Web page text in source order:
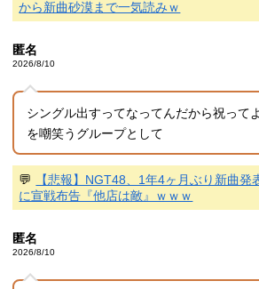
から新曲砂漠まで一気読みｗ
匿名
2026/8/10
シングル出すってなってんだから祝って
を嘲笑うグループとして
💬
【悲報】NGT48、1年4ヶ月ぶり新曲
に宣戦布告『他店は敵』ｗｗｗ
匿名
2026/8/10